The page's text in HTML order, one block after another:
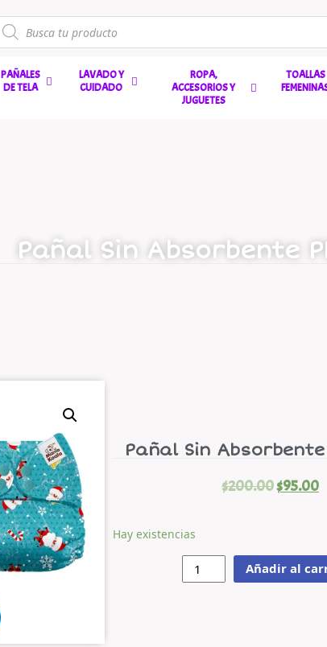
PAÑALES
DE TELA
LAVADO Y
CUIDADO
ROPA,
ACCESORIOS Y
JUGUETES
TOALLAS
Pañal Sin Absorbente
Pañal Sin Absorbente
$200.00$95.00
Hay existencias
Añadir al